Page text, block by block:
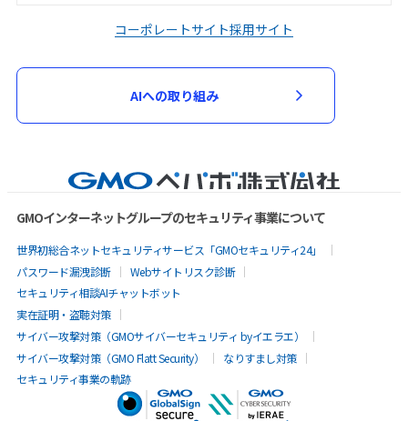
コーポレートサイト採用サイト
AIへの取り組み
GMOインターネットグループのセキュリティ事業について
世界初総合ネットセキュリティサービス「GMOセキュリティ24」
パスワード漏洩診断
Webサイトリスク診断
セキュリティ相談AIチャットボット
実在証明・盗聴対策
サイバー攻撃対策（GMOサイバーセキュリティ byイエラエ）
サイバー攻撃対策（GMO Flatt Security）
なりすまし対策
セキュリティ事業の軌跡